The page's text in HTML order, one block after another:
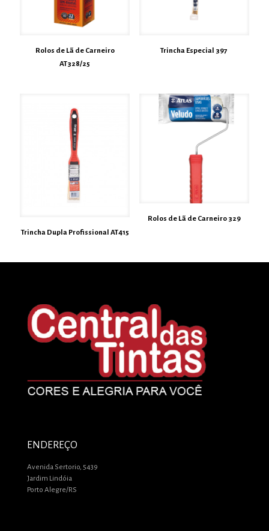
Rolos de Lã de Carneiro
AT328/25
Trincha Especial 397
Trincha Dupla Profissional AT415
Rolos de Lã de Carneiro 329
ENDEREÇO
Avenida Sertorio, 5439
Jardim Lindóia
Porto Alegre/RS